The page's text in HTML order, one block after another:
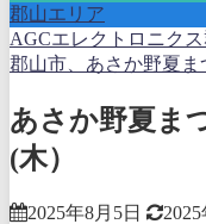
郡山エリア
AGCエレクトロニク
郡山市、あさか野夏ま
あさか野夏ま
(木）
2025年8月5日